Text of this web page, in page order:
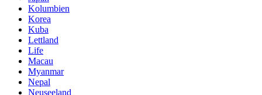
Kolumbien
Korea
Kuba
Lettland
Life
Macau
Myanmar
Nepal
Neuseeland